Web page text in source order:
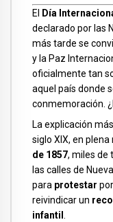
El Día
declarado por las
más tarde se
y la Paz
oficialmente tan
aquel país donde
conmemoración.
La explicación
siglo XIX, en plena
de 1857, miles de
las calles de
para protestar
reivindicar un
infantil .